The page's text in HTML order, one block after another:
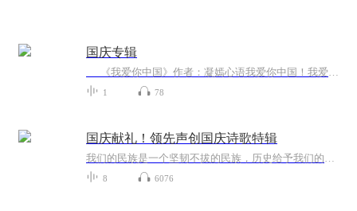
国庆专辑
《我爱你中国》作者：凝嫣心语我爱你中国！我爱你春天蓬勃的秧苗；我爱你秋日金黄的硕果。我爱你中国！我爱你青松气质，我爱你红梅品格！我爱你家乡的甜蔗好像乳汁滋润着我的心窝。我爱你中国，我要把最美的歌儿献给你，我的母亲我的祖国。我爱你中国，我爱...
1 78
国庆献礼！领先声创国庆诗歌特辑
我们的民族是一个坚韧不拔的民族，历史给予我们的苦难都变成了闪着金光的勋章！我们的国家是一个龙腾虎跃的国家，那条巨龙正以不可阻挡之势崛起于神奇的东方！------------------------------------------------值此祖国70周年华诞之际，领先声创以诗歌向祖国献礼！用我们的声音、用我们的热血、用我们的灵魂诵读经典爱国篇章，歌颂我们的祖国！永远繁荣富强！
8 6076